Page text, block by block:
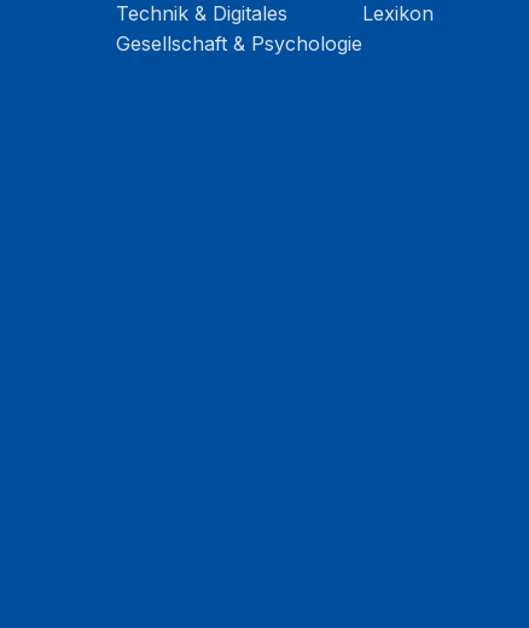
Technik & Digitales
Gesellschaft & Psychologie
Lexikon